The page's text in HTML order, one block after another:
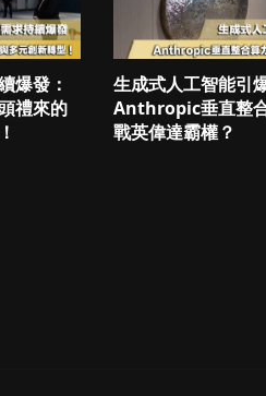
爆發：
禮來的
生成式人工智能引
Anthropic垂直整
戰英偉達霸權？